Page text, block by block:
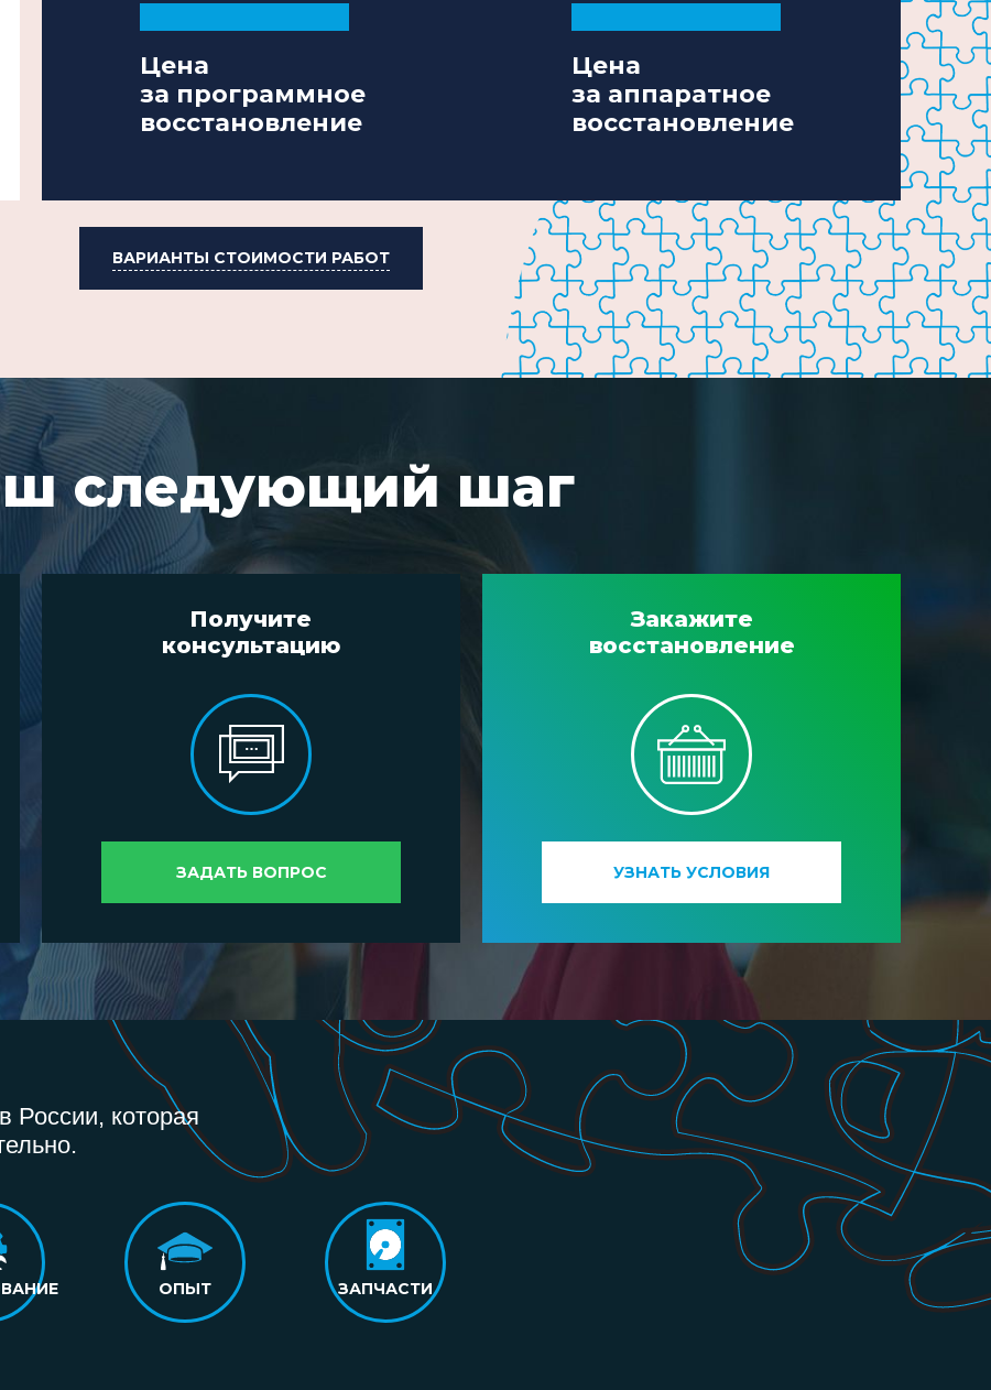
Цена
за программное
восстановление
Цена
за аппаратное
восстановление
ВАРИАНТЫ СТОИМОСТИ РАБОТ
следующий шаг
Получите
консультацию
ЗАДАТЬ ВОПРОС
Закажите
восстановление
УЗНАТЬ УСЛОВИЯ
России, которая
ОПЫТ ЗАПЧАСТИ